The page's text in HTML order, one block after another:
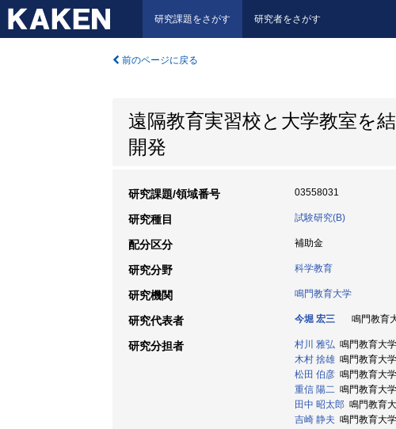
研究課題をさがす 研究者をさがす
前のページに戻る
遠隔教育実習校と大学教室を
開発
研究課題/領域番号 03558031
研究種目 試験研究(B)
配分区分 補助金
研究分野 科学教育
研究機関 鳴門教育大学
研究代表者 今堀 宏三 鳴門教育
研究分担者 村川 雅弘 鳴門教育大
木村 捨雄 鳴門教育大
松田 伯彦 鳴門教育大
重信 陽二 鳴門教育大
田中 昭太郎 鳴門教育
吉崎 静夫 鳴門教育大